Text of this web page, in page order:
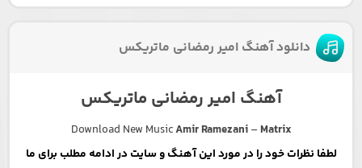
دانلود آهنگ امیر رمضانی ماتریکس
آهنگ امیر رمضانی ماتریکس
Download New MusicAmir Ramezani– Matrix
لطفا نظرات خود را در مورد این آهنگ و سایت در ادامه مطلب برای ما